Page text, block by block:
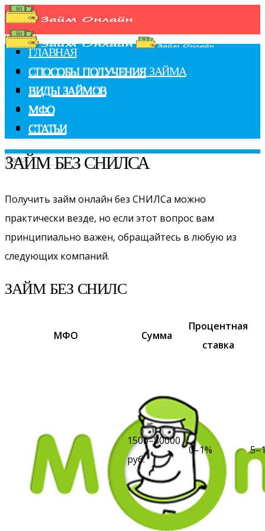
СПОСОБЫ ПОЛУЧЕНИЯ
ВИДЫ ЗАЙМОВ
МФО
СТАТЬИ
ГЛАВНАЯ
СПОСОБЫ ПОЛУЧЕНИЯ ЗАЙМА
ВИДЫ ЗАЙМОВ
МФО
СТАТЬИ
ЗАЙМ БЕЗ СНИЛСА
Получить займ онлайн без СНИЛСа можно
практически везде, но если этот вопрос вам
принципиально важен, обращайтесь в любую из
следующих компаний.
ЗАЙМ БЕЗ СНИЛС
МФО Сумма
Процентная
ставка
1500–80000
руб.
0–1%